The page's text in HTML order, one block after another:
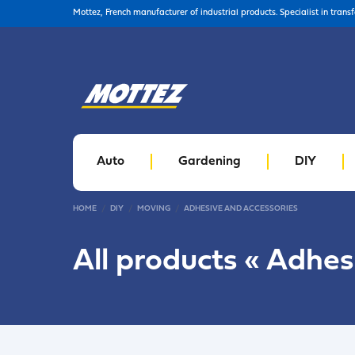
Mottez, French manufacturer of industrial products. Specialist in
Auto Gardening DIY
HOME DIY MOVING ADHESIVE AND ACCESSORIES
All products «